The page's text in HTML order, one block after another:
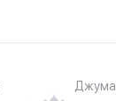
Джума